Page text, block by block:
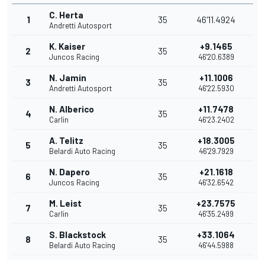
1 C. Herta
Andretti Autosport
35 46'11.4924
2 K. Kaiser
Juncos Racing
35 +9.1465
46'20.6389
3 N. Jamin
Andretti Autosport
35 +11.1006
46'22.5930
4 N. Alberico
Carlin
35 +11.7478
46'23.2402
5 A. Telitz
Belardi Auto Racing
35 +18.3005
46'29.7929
6 N. Dapero
Juncos Racing
35 +21.1618
46'32.6542
7 M. Leist
Carlin
35 +23.7575
46'35.2499
8 S. Blackstock
Belardi Auto Racing
35 +33.1064
46'44.5988